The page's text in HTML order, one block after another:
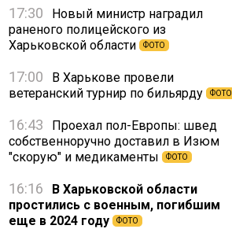
17:30
Новый министр наградил
раненого полицейского из
Харьковской области
ФОТО
17:00
В Харькове провели
ветеранский турнир по бильярду
ФОТО
16:43
Проехал пол-Европы: швед
собственноручно доставил в Изюм
"скорую" и медикаменты
ФОТО
16:16
В Харьковской области
простились с военным, погибшим
еще в 2024 году
ФОТО